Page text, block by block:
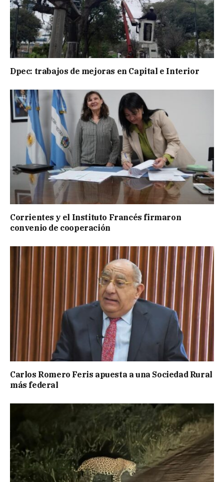
Dpec: trabajos de mejoras en Capital e Interior
Corrientes y el Instituto Francés firmaron
convenio de cooperación
Carlos Romero Feris apuesta a una Sociedad Rural
más federal